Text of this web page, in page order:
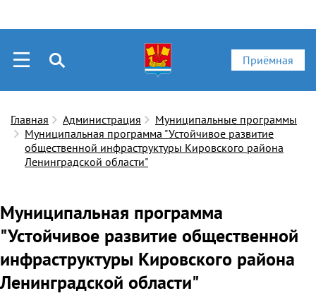
Приёмная
Главная Администрация
Муниципальные программы
Муниципальная программа "Устойчивое развитие
общественной инфраструктуры Кировского района
Ленинградской области"
Муниципальная программа
"Устойчивое развитие общественной
инфраструктуры Кировского района
Ленинградской области"